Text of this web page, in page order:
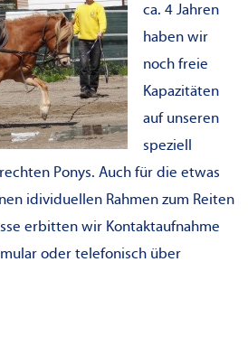
ca. 4 Jahren
haben wir
noch freie
Kapazitäten
auf unseren
speziell
Ponys. Auch für die etwas
idividuellen Rahmen zum Reiten
erbitten wir Kontaktaufnahme
oder telefonisch über